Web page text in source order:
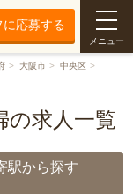
に応募する
メニュー
大阪市
中央区
の求人一覧
駅から探す